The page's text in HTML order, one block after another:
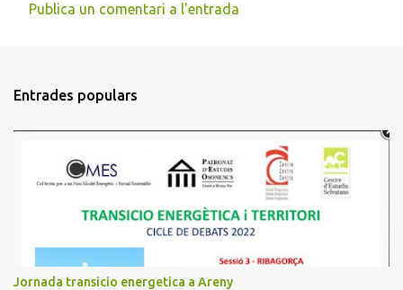
e
n
a
Publica un comentari a l'entrada
Entrades populars
Jornada transicio energetica a Areny